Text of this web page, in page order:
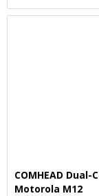
COMHEAD
Motorola M12